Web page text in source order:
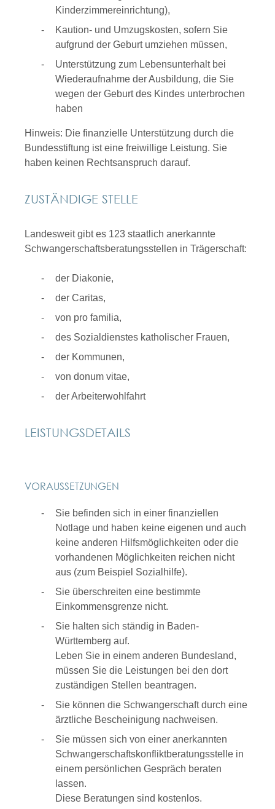
Kinderzimmereinrichtung),
Kaution- und Umzugskosten, sofern Sie
aufgrund der Geburt umziehen müssen,
Unterstützung zum Lebensunterhalt bei
Wiederaufnahme der Ausbildung, die Sie
wegen der Geburt des Kindes unterbrochen
haben
Hinweis: Die finanzielle Unterstützung durch die
Bundesstiftung ist eine freiwillige Leistung. Sie
haben keinen Rechtsanspruch darauf.
ZUSTÄNDIGE STELLE
Landesweit gibt es 123 staatlich anerkannte
Schwangerschaftsberatungsstellen in Trägerschaft:
der Diakonie,
der Caritas,
von pro familia,
des Sozialdienstes katholischer Frauen,
der Kommunen,
von donum vitae,
der Arbeiterwohlfahrt
LEISTUNGSDETAILS
VORAUSSETZUNGEN
Sie befinden sich in einer finanziellen
Notlage und haben keine eigenen und auch
keine anderen Hilfsmöglichkeiten oder die
vorhandenen Möglichkeiten reichen nicht
aus (zum Beispiel Sozialhilfe).
Sie überschreiten eine bestimmte
Einkommensgrenze nicht.
Sie halten sich ständig in Baden-
Württemberg auf.
Leben Sie in einem anderen Bundesland,
müssen Sie die Leistungen bei den dort
zuständigen Stellen beantragen.
Sie können die Schwangerschaft durch eine
ärztliche Bescheinigung nachweisen.
Sie müssen sich von einer anerkannten
Schwangerschaftskonfliktberatungsstelle in
einem persönlichen Gespräch beraten
lassen.
Diese Beratungen sind kostenlos.